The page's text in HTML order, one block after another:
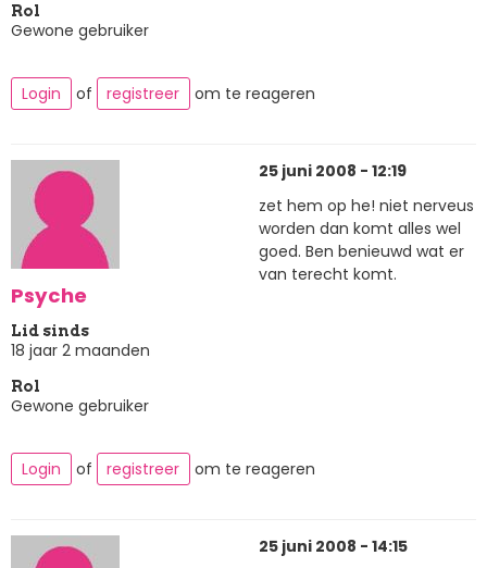
Rol
Gewone gebruiker
Login of registreer om te reageren
Psyche
Lid sinds
18 jaar 2 maanden
Rol
Gewone gebruiker
25 juni 2008 - 12:19
zet hem op he! niet nerveus
worden dan komt alles wel
goed. Ben benieuwd wat er
van terecht komt.
Login of registreer om te reageren
25 juni 2008 - 14:15